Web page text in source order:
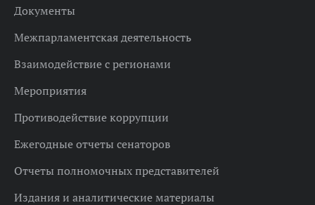
Документы
Межпарламентская деятельность
Взаимодействие с регионами
Мероприятия
Противодействие коррупции
Ежегодные отчеты сенаторов
Отчеты полномочных представителей
Издания и аналитические материалы